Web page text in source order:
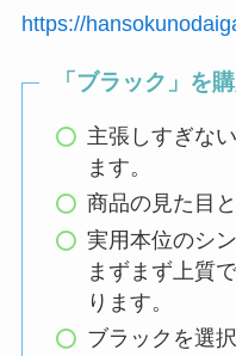
https://
「ブラック」を
主張しすぎな
ます。
商品の見た目
実用本位のシ
まずまず上質
ります。
ブラックを選